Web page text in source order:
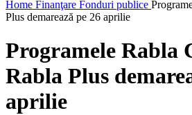
Home Finanţare Fonduri publice
Plus demarează pe 26 aprilie
Programele Rabla
Rabla Plus
aprilie